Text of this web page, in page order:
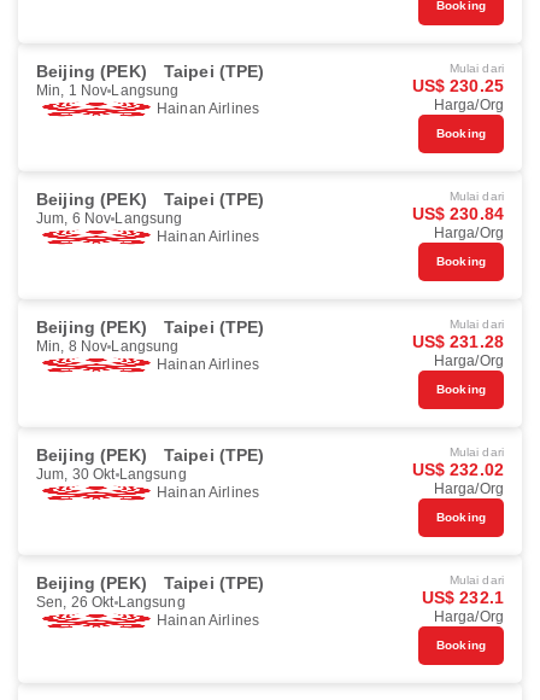
Booking
Beijing (PEK) Taipei (TPE)
Min, 1 Nov Langsung
Hainan Airlines
Mulai dari
US$ 230.25
Harga/Org
Booking
Beijing (PEK) Taipei (TPE)
Jum, 6 Nov Langsung
Hainan Airlines
Mulai dari
US$ 230.84
Harga/Org
Booking
Beijing (PEK) Taipei (TPE)
Min, 8 Nov Langsung
Hainan Airlines
Mulai dari
US$ 231.28
Harga/Org
Booking
Beijing (PEK) Taipei (TPE)
Jum, 30 Okt Langsung
Hainan Airlines
Mulai dari
US$ 232.02
Harga/Org
Booking
Beijing (PEK) Taipei (TPE)
Sen, 26 Okt Langsung
Hainan Airlines
Mulai dari
US$ 232.1
Harga/Org
Booking